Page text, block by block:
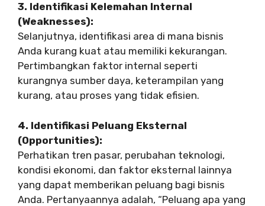
3. Identifikasi Kelemahan Internal
(Weaknesses):
Selanjutnya, identifikasi area di mana bisnis
Anda kurang kuat atau memiliki kekurangan.
Pertimbangkan faktor internal seperti
kurangnya sumber daya, keterampilan yang
kurang, atau proses yang tidak efisien.
4. Identifikasi Peluang Eksternal
(Opportunities):
Perhatikan tren pasar, perubahan teknologi,
kondisi ekonomi, dan faktor eksternal lainnya
yang dapat memberikan peluang bagi bisnis
Anda. Pertanyaannya adalah, “Peluang apa yang